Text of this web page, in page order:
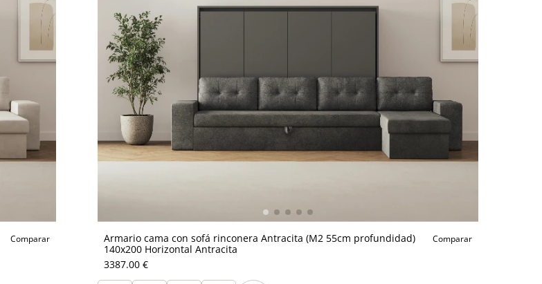
Comparar
Armario cama con sofá rinconera Antracita (M2 55cm profundidad)
140x200 Horizontal Antracita
Comparar
3387.00 €